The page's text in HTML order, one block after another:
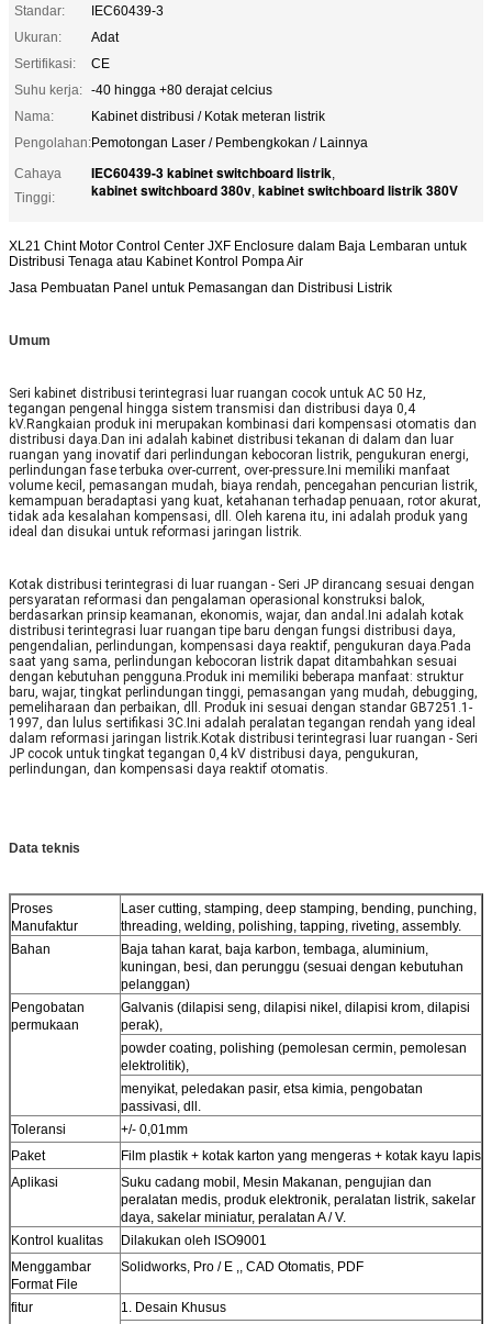
Standar:
IEC60439-3
Ukuran:
Adat
Sertifikasi:
CE
Suhu kerja: -40 hingga +80 derajat celcius
Nama:
Kabinet distribusi / Kotak meteran listrik
Pengolahan:Pemotongan Laser / Pembengkokan / Lainnya
Cahaya
Tinggi:
IEC60439-3 kabinet switchboard listrik,
kabinet switchboard 380v, kabinet switchboard listrik 380V
XL21 Chint Motor Control Center JXF Enclosure dalam Baja Lembaran untuk
Distribusi Tenaga atau Kabinet Kontrol Pompa Air
Jasa Pembuatan Panel untuk Pemasangan dan Distribusi Listrik
Umum
Seri kabinet distribusi terintegrasi luar ruangan cocok untuk AC 50 Hz,
tegangan pengenal hingga sistem transmisi dan distribusi daya 0,4
kV.Rangkaian produk ini merupakan kombinasi dari kompensasi otomatis dan
distribusi daya.Dan ini adalah kabinet distribusi tekanan di dalam dan luar
ruangan yang inovatif dari perlindungan kebocoran listrik, pengukuran energi,
perlindungan fase terbuka over-current, over-pressure.Ini memiliki manfaat
volume kecil, pemasangan mudah, biaya rendah, pencegahan pencurian listrik,
kemampuan beradaptasi yang kuat, ketahanan terhadap penuaan, rotor akurat,
tidak ada kesalahan kompensasi, dll. Oleh karena itu, ini adalah produk yang
ideal dan disukai untuk reformasi jaringan listrik.
Kotak distribusi terintegrasi di luar ruangan - Seri JP dirancang sesuai dengan
persyaratan reformasi dan pengalaman operasional konstruksi balok,
berdasarkan prinsip keamanan, ekonomis, wajar, dan andal.Ini adalah kotak
distribusi terintegrasi luar ruangan tipe baru dengan fungsi distribusi daya,
pengendalian, perlindungan, kompensasi daya reaktif, pengukuran daya.Pada
saat yang sama, perlindungan kebocoran listrik dapat ditambahkan sesuai
dengan kebutuhan pengguna.Produk ini memiliki beberapa manfaat: struktur
baru, wajar, tingkat perlindungan tinggi, pemasangan yang mudah, debugging,
pemeliharaan dan perbaikan, dll. Produk ini sesuai dengan standar GB7251.1-
1997, dan lulus sertifikasi 3C.Ini adalah peralatan tegangan rendah yang ideal
dalam reformasi jaringan listrik.Kotak distribusi terintegrasi luar ruangan - Seri
JP cocok untuk tingkat tegangan 0,4 kV distribusi daya, pengukuran,
perlindungan, dan kompensasi daya reaktif otomatis.
Data teknis
Proses
Manufaktur
Laser cutting, stamping, deep stamping, bending, punching,
threading, welding, polishing, tapping, riveting, assembly.
Bahan
Baja tahan karat, baja karbon, tembaga, aluminium,
kuningan, besi, dan perunggu (sesuai dengan kebutuhan
pelanggan)
Pengobatan
permukaan
Galvanis (dilapisi seng, dilapisi nikel, dilapisi krom, dilapisi
perak),
powder coating, polishing (pemolesan cermin, pemolesan
elektrolitik),
menyikat, peledakan pasir, etsa kimia, pengobatan
passivasi, dll.
Toleransi
+/- 0,01mm
Paket
Film plastik + kotak karton yang mengeras + kotak kayu lapis
Aplikasi
Suku cadang mobil, Mesin Makanan, pengujian dan
peralatan medis, produk elektronik, peralatan listrik, sakelar
daya, sakelar miniatur, peralatan A / V.
Kontrol kualitas
Dilakukan oleh ISO9001
Menggambar
Format File
Solidworks, Pro / E ,, CAD Otomatis, PDF
fitur 1. Desain Khusus